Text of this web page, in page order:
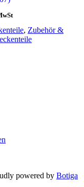
, Zubehör &
powered by Botiga